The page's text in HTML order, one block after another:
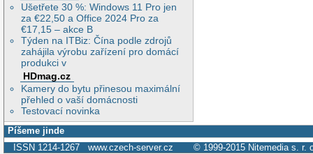
Ušetřete 30 %: Windows 11 Pro jen
za €22,50 a Office 2024 Pro za
€17,15 – akce B
Týden na ITBiz: Čína podle zdrojů
zahájila výrobu zařízení pro domácí
produkci v
HDmag.cz
Kamery do bytu přinesou maximální
přehled o vaší domácnosti
Testovací novinka
Píšeme jinde
ISSN 1214-1267 www.czech-server.cz © 1999-2015 Nitemedia s. r.